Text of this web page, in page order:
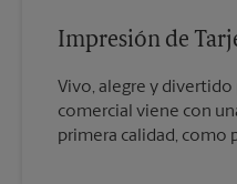
Impresión de
Vivo, alegre y divertido
comercial viene con
primera calidad, como